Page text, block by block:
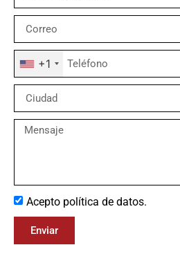
+1
Acepto política de datos.
Enviar